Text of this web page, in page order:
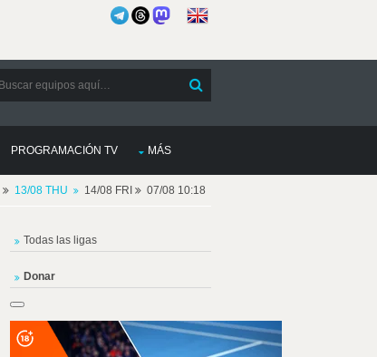
PROGRAMACIÓN TV MÁS
13/08 THU 14/08 FRI 07/08 10:18
Todas las ligas
Donar